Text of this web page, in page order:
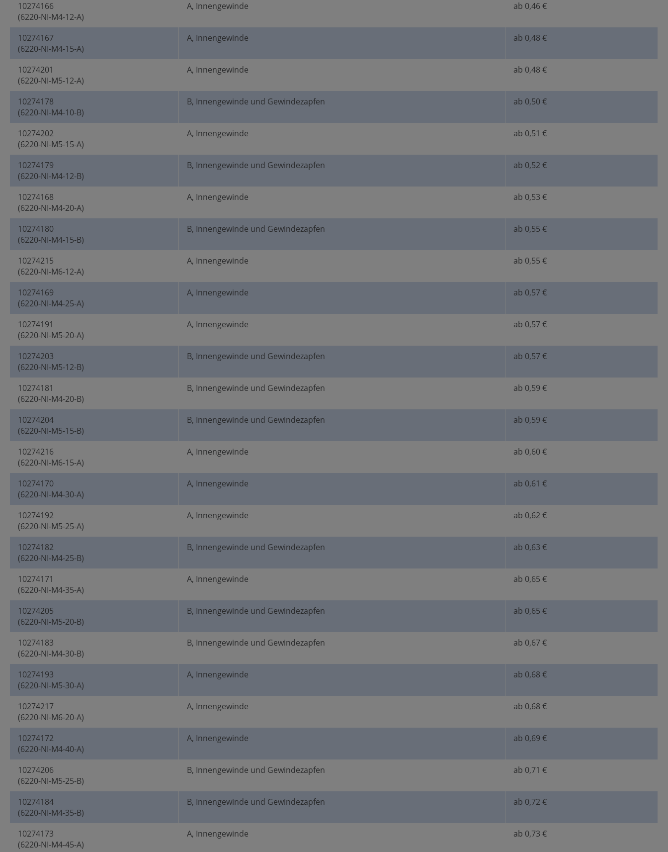
10274166
(6220-NI-M4-12-A)
A, Innengewinde ab 0,46 €
10274167
(6220-NI-M4-15-A)
A, Innengewinde ab 0,48 €
10274201
(6220-NI-M5-12-A)
A, Innengewinde ab 0,48 €
10274178
(6220-NI-M4-10-B)
B, Innengewinde und Gewindezapfen ab 0,50 €
10274202
(6220-NI-M5-15-A)
A, Innengewinde ab 0,51 €
10274179
(6220-NI-M4-12-B)
B, Innengewinde und Gewindezapfen ab 0,52 €
10274168
(6220-NI-M4-20-A)
A, Innengewinde ab 0,53 €
10274180
(6220-NI-M4-15-B)
B, Innengewinde und Gewindezapfen ab 0,55 €
10274215
(6220-NI-M6-12-A)
A, Innengewinde ab 0,55 €
10274169
(6220-NI-M4-25-A)
A, Innengewinde ab 0,57 €
10274191
(6220-NI-M5-20-A)
A, Innengewinde ab 0,57 €
10274203
(6220-NI-M5-12-B)
B, Innengewinde und Gewindezapfen ab 0,57 €
10274181
(6220-NI-M4-20-B)
B, Innengewinde und Gewindezapfen ab 0,59 €
10274204
(6220-NI-M5-15-B)
B, Innengewinde und Gewindezapfen ab 0,59 €
10274216
(6220-NI-M6-15-A)
A, Innengewinde ab 0,60 €
10274170
(6220-NI-M4-30-A)
A, Innengewinde ab 0,61 €
10274192
(6220-NI-M5-25-A)
A, Innengewinde ab 0,62 €
10274182
(6220-NI-M4-25-B)
B, Innengewinde und Gewindezapfen ab 0,63 €
10274171
(6220-NI-M4-35-A)
A, Innengewinde ab 0,65 €
10274205
(6220-NI-M5-20-B)
B, Innengewinde und Gewindezapfen ab 0,65 €
10274183
(6220-NI-M4-30-B)
B, Innengewinde und Gewindezapfen ab 0,67 €
10274193
(6220-NI-M5-30-A)
A, Innengewinde ab 0,68 €
10274217
(6220-NI-M6-20-A)
A, Innengewinde ab 0,68 €
10274172
(6220-NI-M4-40-A)
A, Innengewinde ab 0,69 €
10274206
(6220-NI-M5-25-B)
B, Innengewinde und Gewindezapfen ab 0,71 €
10274184
(6220-NI-M4-35-B)
B, Innengewinde und Gewindezapfen ab 0,72 €
10274173
(6220-NI-M4-45-A)
A, Innengewinde ab 0,73 €